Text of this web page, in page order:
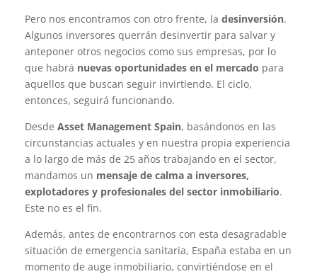
Pero nos encontramos con otro frente, la desinversión.
Algunos inversores querrán desinvertir para salvar y
anteponer otros negocios como sus empresas, por lo
que habrá nuevas oportunidades en el mercado para
aquellos que buscan seguir invirtiendo. El ciclo,
entonces, seguirá funcionando.
Desde Asset Management Spain, basándonos en las
circunstancias actuales y en nuestra propia experiencia
a lo largo de más de 25 años trabajando en el sector,
mandamos un mensaje de calma a inversores,
explotadores y profesionales del sector inmobiliario.
Este no es el fin.
Además, antes de encontrarnos con esta desagradable
situación de emergencia sanitaria, España estaba en un
momento de auge inmobiliario, convirtiéndose en el